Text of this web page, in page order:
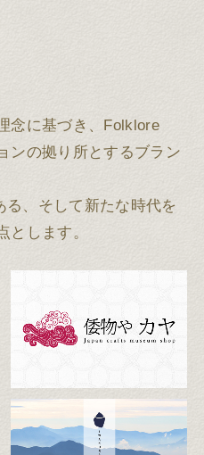
念に基づき、Folklore
ンの拠り所とするブラン
、そして新たな時代を
とします。